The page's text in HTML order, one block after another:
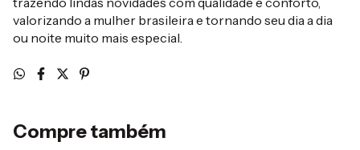
valorizando a mulher brasileira e tornando seu dia a dia
ou noite muito mais especial.
Compre também